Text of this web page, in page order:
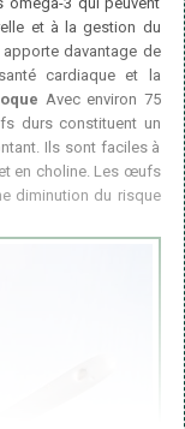
et à la gestion du
davantage de
cardiaque et la
Avec environ 75
durs constituent un
Ils sont faciles à
en choline. Les œufs
diminution du risque